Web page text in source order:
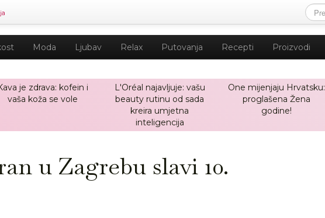
Moda Ljubav Relax Putovanja Recepti Proizvodi
je zdrava: kofein i
vaša koža se vole
L'Oréal najavljuje: vašu
beauty rutinu od sada
kreira umjetna
inteligencija
One mijenjaju Hrvatsku:
proglašena Žena
godine!
u Zagrebu slavi 10.